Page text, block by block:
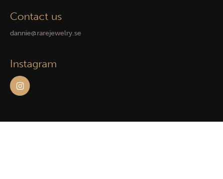
Contact us
dannie@rarejewelry.se
Instagram